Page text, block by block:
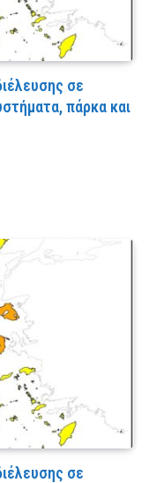
σε
πάρκα και
σε